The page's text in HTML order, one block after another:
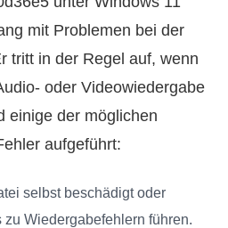
mit Problemen bei der
tritt in der Regel auf, wenn
oder Videowiedergabe
einige der möglichen
aufgeführt:
selbst beschädigt oder
zu Wiedergabefehlern führen.